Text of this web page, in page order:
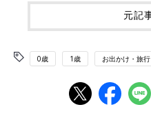
元記
0歳 1歳 お出かけ・旅行